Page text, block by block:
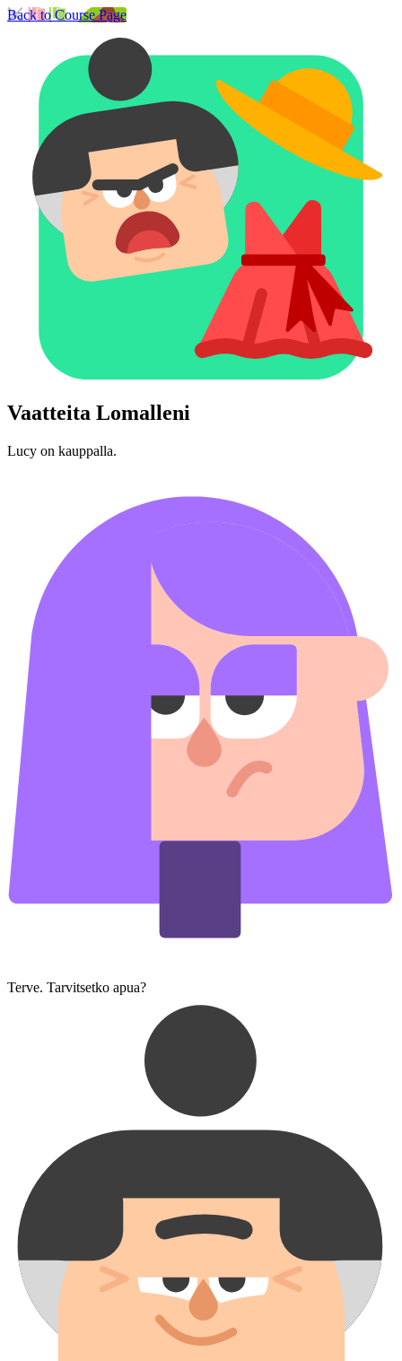
Back to Course Page
Vaatteita Lomalleni
Lucy on kauppalla.
Terve. Tarvitsetko apua?